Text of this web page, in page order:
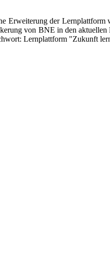
Erweiterung der Lernplattform
von BNE in den
Lernplattform "Zukunft